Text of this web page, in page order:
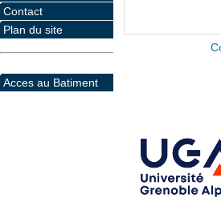
Contact
Plan du site
Acces au Batiment